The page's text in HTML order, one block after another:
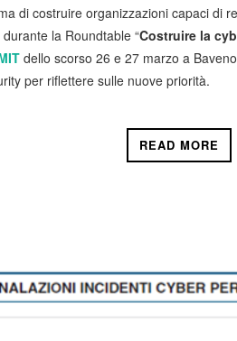
di costruire organizzazioni capaci di
la Roundtable “Costruire la
dello scorso 26 e 27 marzo a
per riflettere sulle nuove priorità.
READ MORE